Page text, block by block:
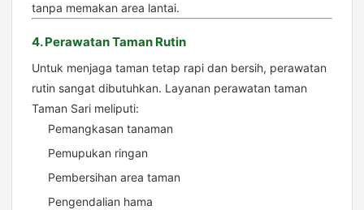
tanpa memakan area lantai.
4. Perawatan Taman Rutin
Untuk menjaga taman tetap rapi dan bersih, perawatan
rutin sangat dibutuhkan. Layanan perawatan taman
Taman Sari meliputi:
Pemangkasan tanaman
Pemupukan ringan
Pembersihan area taman
Pengendalian hama